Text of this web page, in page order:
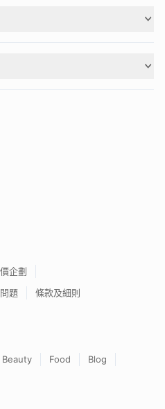
企劃
題 條款及細則
Beauty Food
Blog